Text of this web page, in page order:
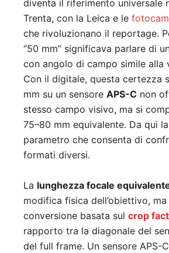
diventa il riferimento universale
Trenta, con la Leica e le
che rivoluzionano il reportage.
“50 mm” significava parlare di
con angolo di campo simile alla
Con il digitale, questa certezza
mm su un sensore APS-C non
stesso campo visivo, ma si
75–80 mm equivalente. Da qui
parametro che consenta di
formati diversi.
La lunghezza focale
modifica fisica dell’obiettivo, ma
conversione basata sul crop
rapporto tra la diagonale del
del full frame. Un sensore APS-